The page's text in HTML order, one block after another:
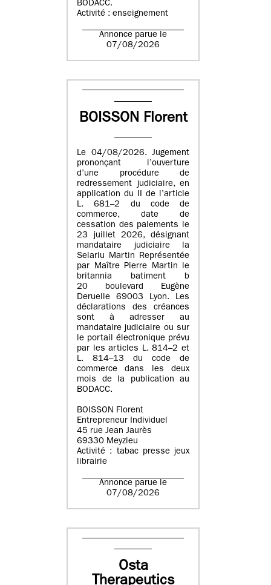
BODACC.
Activité : enseignement
Annonce parue le
07/08/2026
BOISSON Florent
Le 04/08/2026. Jugement
prononçant l’ouverture
d’une procédure de
redressement judiciaire, en
application du II de l’article
L. 681–2 du code de
commerce, date de
cessation des paiements le
23 juillet 2026, désignant
mandataire judiciaire la
Selarlu Martin Représentée
par Maître Pierre Martin le
britannia batiment b
20 boulevard Eugène
Deruelle 69003 Lyon. Les
déclarations des créances
sont à adresser au
mandataire judiciaire ou sur
le portail électronique prévu
par les articles L. 814–2 et
L. 814–13 du code de
commerce dans les deux
mois de la publication au
BODACC.
BOISSON Florent
Entrepreneur Individuel
45 rue Jean Jaurès
69330 Meyzieu
Activité : tabac presse jeux
librairie
Annonce parue le
07/08/2026
Osta
Therapeutics